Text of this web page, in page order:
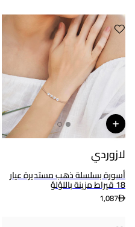
لازوردي
أسورة بسلسلة ذهب مستديرة عيار
18 قيراط مزينة باللؤلؤ
1,087